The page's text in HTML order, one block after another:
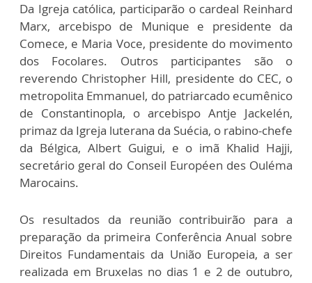
Da Igreja católica, participarão o cardeal Reinhard
Marx, arcebispo de Munique e presidente da
Comece, e Maria Voce, presidente do movimento
dos Focolares. Outros participantes são o
reverendo Christopher Hill, presidente do CEC, o
metropolita Emmanuel, do patriarcado ecumênico
de Constantinopla, o arcebispo Antje Jackelén,
primaz da Igreja luterana da Suécia, o rabino-chefe
da Bélgica, Albert Guigui, e o imã Khalid Hajji,
secretário geral do Conseil Européen des Ouléma
Marocains.
Os resultados da reunião contribuirão para a
preparação da primeira Conferência Anual sobre
Direitos Fundamentais da União Europeia, a ser
realizada em Bruxelas no dias 1 e 2 de outubro,